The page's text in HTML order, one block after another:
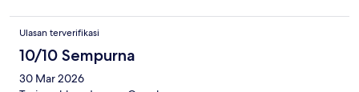
Ulasan terverifikasi
10/10 Sempurna
30 Mar 2026